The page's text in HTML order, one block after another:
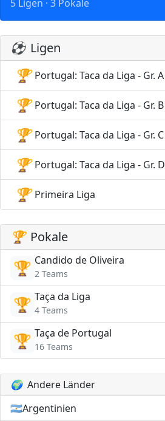
5 Ligen · 3 Pokale
⚽ Ligen
🏆 Portugal: Taca da Liga - Gr. A
🏆 Portugal: Taca da Liga - Gr. B
🏆 Portugal: Taca da Liga - Gr. C
🏆 Portugal: Taca da Liga - Gr. D
🏆 Primeira Liga
🏆 Pokale
🏆 Candido de Oliveira
2 Teams
🏆 Taça da Liga
4 Teams
🏆 Taça de Portugal
16 Teams
🌍 Andere Länder
🇦🇷Argentinien